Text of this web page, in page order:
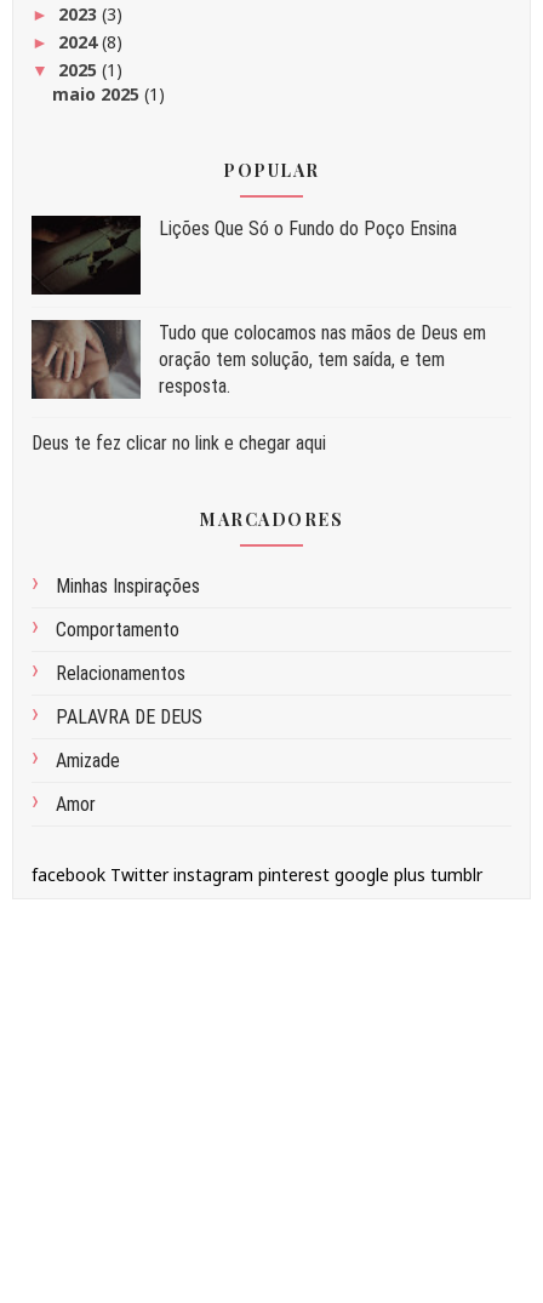
► 2023 (3)
► 2024(8)
▼ 2025 (1)
maio 2025 (1)
POPULAR
Liç⁠ões Que Só o Fundo do Poço Ensina
Tudo que colocamos nas mãos de Deus em
oração tem solução, tem saída, e tem
resposta.
Deus te fez clicar no link e chegar aqui
MARCADORES
Minhas Inspirações
Comportamento
Relacionamentos
PALAVRA DE DEUS
Amizade
Amor
facebook Twitter instagram pinterest google plus tumblr